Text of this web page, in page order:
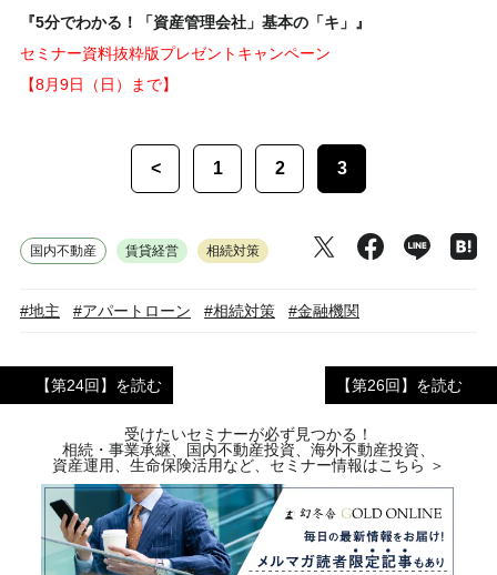
『5分でわかる！「資産管理会社」基本の「キ」』
セミナー資料抜粋版プレゼントキャンペーン
【8月9日（日）まで】
< 1 2 3
国内不動産 賃貸経営 相続対策
#地主 #アパートローン #相続対策 #金融機関
【第24回】を読む 【第26回】を読む
受けたいセミナーが必ず見つかる！
相続・事業承継、国内不動産投資、海外不動産投資、
資産運用、生命保険活用など、セミナー情報はこちら ＞